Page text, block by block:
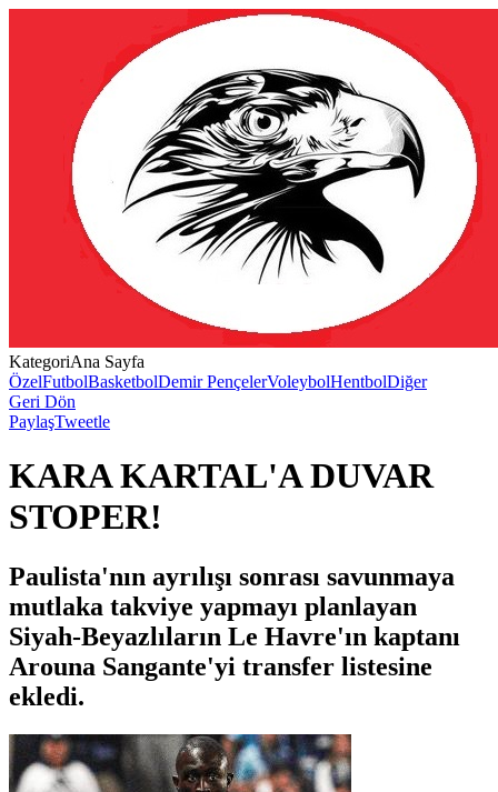
KategoriAna Sayfa
ÖzelFutbolBasketbolDemir PençelerVoleybolHentbolDiğer
Geri Dön
PaylaşTweetle
KARA KARTAL'A DUVAR
STOPER!
Paulista'nın ayrılışı sonrası savunmaya
mutlaka takviye yapmayı planlayan
Siyah-Beyazlıların Le Havre'ın kaptanı
Arouna Sangante'yi transfer listesine
ekledi.